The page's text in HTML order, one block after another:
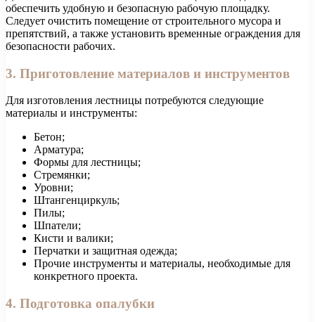
обеспечить удобную и безопасную рабочую площадку.
Следует очистить помещение от строительного мусора и
препятствий, а также установить временные ограждения для
безопасности рабочих.
3. Приготовление материалов и инструментов
Для изготовления лестницы потребуются следующие
материалы и инструменты:
Бетон;
Арматура;
Формы для лестницы;
Стремянки;
Уровни;
Штангенциркуль;
Пилы;
Шпатели;
Кисти и валики;
Перчатки и защитная одежда;
Прочие инструменты и материалы, необходимые для
конкретного проекта.
4. Подготовка опалубки